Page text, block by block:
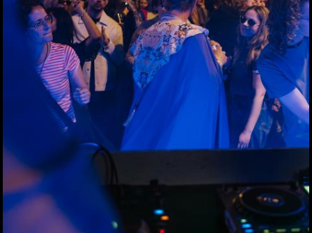
3. Annenfrühstück bei
Cookina
22.04.2026
Maturaball.info Brunch
2026
17.04.2026
Aktionstag am
Hauptplatz: Graz bekam
wieder Rat vom Notariat
16.04.2026
Palm Springs in Graz:
Katze Katze startete in
16.04.2026